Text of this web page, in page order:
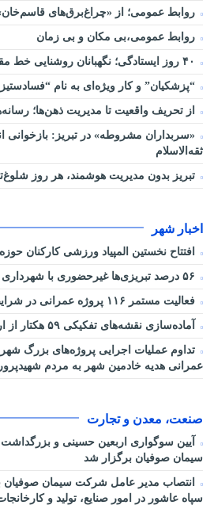
روابط عمومی؛ از «چراغ‌برق‌های قاسم‌خان»
روابط عمومی،بی مکان و بی زمان
“پزشکیان” و کار ویژه‌ای به نام
از تحریف واقعیت تا مدیریت ذهن‌ها؛
«سربداران مشروطه» در تبریز: بازخوانی
ثقه‌الاسلام
تبریز بدون مدیریت هوشمند، هر روز
اخبار شهر
افتتاح نخستین المپیاد ورزشی کارکنان
فعالیت مستمر ۱۱۶ پروژه عمرانی در شرایط جنگی
آماده‌سازی نقشه‌های تفکیکی ۵۹ هکتار از ارتش در کمربندی میانی
تداوم عملیات اجرایی پروژه‌های بزرگ
عمرانی هدیه خادمین شهر به مردم شهیدپرور
صنعت، معدن و تجارت
آیین سوگواری اربعین حسینی و
سیمان صوفیان برگزار شد
انتصاب مدیر عامل شرکت سیمان صوفیان
سپاه عاشور در امور صنایع، تولید و